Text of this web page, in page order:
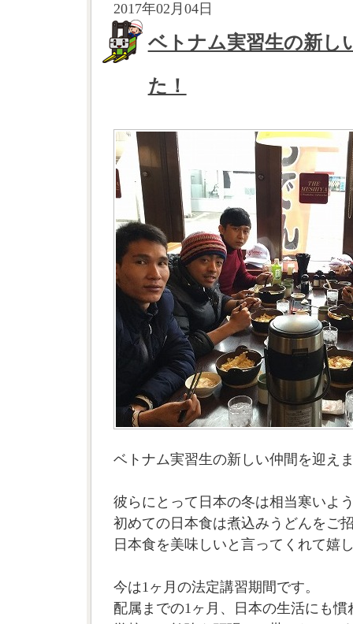
2017年02月04日
ベトナム実習生の新し
た！
ベトナム実習生の新しい仲間を迎え
彼らにとって日本の冬は相当寒いよ
初めての日本食は煮込みうどんをご
日本食を美味しいと言ってくれて嬉
今は1ヶ月の法定講習期間です。
配属までの1ヶ月、日本の生活にも慣